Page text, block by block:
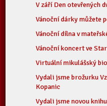
V září Den otevřených
Vánoční dárky můžete
Vánoční dílna v
Vánoční koncert ve
Virtuální mikulášský
Vydali jsme brožurku
Kopanic
Vydali jsme novou